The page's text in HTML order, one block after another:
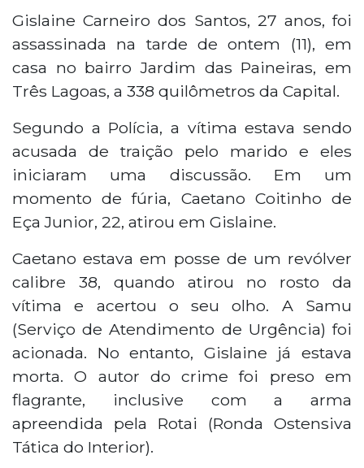
Gislaine Carneiro dos Santos, 27 anos, foi
assassinada na tarde de ontem (11), em
casa no bairro Jardim das Paineiras, em
Três Lagoas, a 338 quilômetros da Capital.
Segundo a Polícia, a vítima estava sendo
acusada de traição pelo marido e eles
iniciaram uma discussão. Em um
momento de fúria, Caetano Coitinho de
Eça Junior, 22, atirou em Gislaine.
Caetano estava em posse de um revólver
calibre 38, quando atirou no rosto da
vítima e acertou o seu olho. A Samu
(Serviço de Atendimento de Urgência) foi
acionada. No entanto, Gislaine já estava
morta. O autor do crime foi preso em
flagrante, inclusive com a arma
apreendida pela Rotai (Ronda Ostensiva
Tática do Interior).